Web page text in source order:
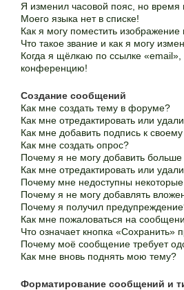
Я изменил часовой пояс, но время
Моего языка нет в списке!
Как я могу поместить
Что такое звание и как я могу
Когда я щёлкаю по ссылке
конференцию!
Создание сообщений
Как мне создать тему в форуме?
Как мне отредактировать или
Как мне добавить подпись к
Как мне создать опрос?
Почему я не могу добавить больше
Как мне отредактировать или
Почему мне недоступны
Почему я не могу добавлять
Почему я получил
Как мне пожаловаться на
Что означает кнопка «Сохранить»
Почему моё сообщение требует
Как мне вновь поднять мою тему?
Форматирование сообщений и